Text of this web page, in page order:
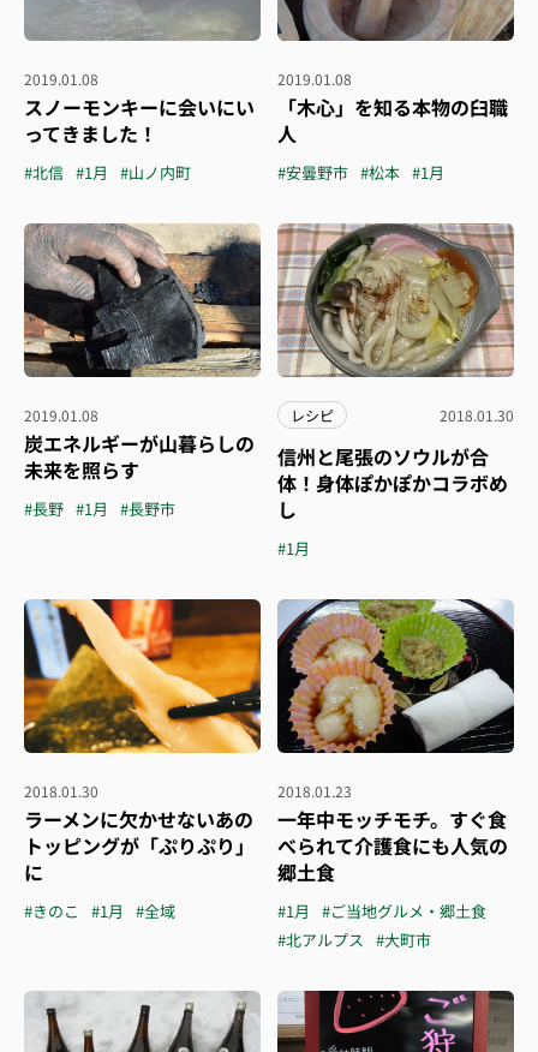
2019.01.08
スノーモンキーに会いにい
ってきました！
#北信 #1月 #山ノ内町
2019.01.08
「木心」を知る本物の臼職
人
#安曇野市 #松本 #1月
2019.01.08
炭エネルギーが山暮らしの
未来を照らす
#長野 #1月 #長野市
レシピ 2018.01.30
信州と尾張のソウルが合
体！身体ぽかぽかコラボめ
し
#1月
2018.01.30
ラーメンに欠かせないあの
トッピングが「ぷりぷり」
に
#きのこ #1月 #全域
2018.01.23
一年中モッチモチ。すぐ食
べられて介護食にも人気の
郷土食
#1月
#ご当地グルメ・郷土食
#北アルプス #大町市